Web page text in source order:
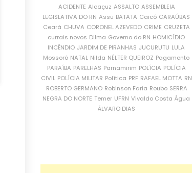
ACIDENTE Alcaçuz ASSALTO ASSEMBLEIA
LEGISLATIVA DO RN Assu BATATA Caicó CARAÚBAS
Ceará CHUVA CORONEL AZEVEDO CRIME CRUZETA
currais novos Dilma Governo do RN HOMICÍDIO
INCÊNDIO JARDIM DE PIRANHAS JUCURUTU LULA
Mossoró NATAL Nilda NÉLTER QUEIROZ Pagamento
PARAÍBA PARELHAS Parnamirim POLÍCIA POLÍCIA
CIVIL POLÍCIA MILITAR Política PRF RAFAEL MOTTA RN
ROBERTO GERMANO Robinson Faria Roubo SERRA
NEGRA DO NORTE Temer UFRN Vivaldo Costa Água
ÁLVARO DIAS